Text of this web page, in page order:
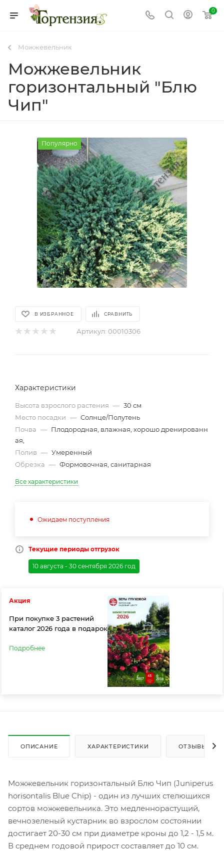
0
Можжевельник
Можжевельник
горизонтальный "Блю
Чип"
Популярно
В ИЗБРАННОЕ СРАВНИТЬ
Артикул: 00010306
Характеристики
Высота взрослого растения — 30 см
Место посадки — Солнце/Полутень
Почва — Плодородная, влажная, хорошо дренированн
ая,
Полив — Умеренный
Обрезка — Формовочная, санитарная
Все характеристики
Ожидаем поступления
Текущие периоды отгрузок
10 августа - 30 сентября 2026 год
Акция
При покупке 3 растений
каталог 2026 года в подарок
Подробнее
ОПИСАНИЕ ХАРАКТЕРИСТИКИ ОТЗЫВЫ
Можжевельник горизонтальный Блю Чип (Juniperus
horisontalis Blue Chip) - один из лучших стелющихся
сортов можжевельника. Это медленнорастущий,
вечнозеленый кустарник во взрослом состоянии
достигает 20-30 см при диаметре кроны до 1,2 - 1,5 м.
В среднем годовой прирост составляет до 10 см.